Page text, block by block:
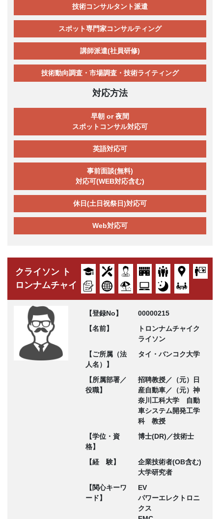
技術コンサルタント派遣
スポット専門家コンサルティング
講師派遣(社員研修)
技術動向調査・市場調査・技術ライティング
対応方法
早朝 or 夜間
スポットコンサル対応可
英語対応可
事前面談(無料)
対応可(WEB対応含む)
休日(土日祝祭日)対応可
Web対応可
クライソン ト
ロンナムチャイ
【登録No】
00000215
【名前】
トロンナムチャイク
ライソン
【ご所属（法
人名）】
タイ・バンコク大学
【所属部署／
役職】
招聘教授／（元）日
産自動車／（元）神
奈川工科大学 自動
車システム開発工学
科 教授
【学位・資
格】
博士(DR)／技術士
【経 験】
企業技術者(OB含む)
大学研究者
【関心キーワ
ード】
EV
パワーエレクトロニ
クス